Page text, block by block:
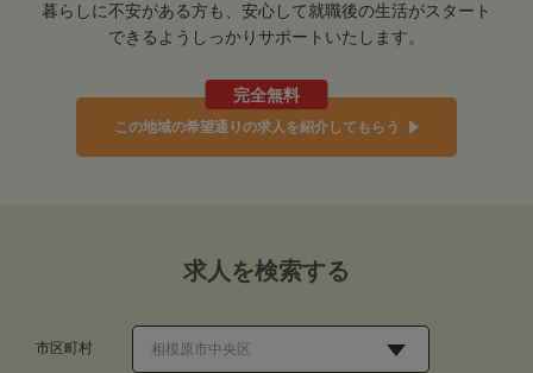
暮らしに不安がある方も、安心して就職後の生活がスタート
できるようしっかりサポートいたします。
完全無料
この地域の希望通りの求人を紹介してもらう
求人を検索する
市区町村